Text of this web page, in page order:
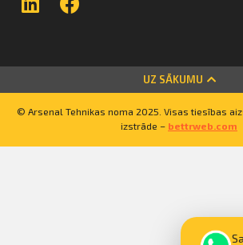
info@arsenalrent.com
+37120001669
UZ SĀKUMU
© Arsenal Tehnikas noma 2025. Visas tiesības
izstrāde – bettrweb.com